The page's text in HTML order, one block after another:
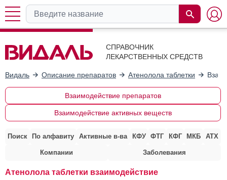
СПРАВОЧНИК
ЛЕКАРСТВЕННЫХ СРЕДСТВ
Видаль Описание препаратов Атенолола таблетки
Взаимодействие препаратов
Взаимодействие активных веществ
Поиск По алфавиту Активные в-ва КФУ ФТГ КФГ МКБ АТХ
Компании Заболевания
Атенолола таблетки взаимодействие